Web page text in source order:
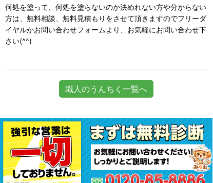
何処を塗って、何処を塗らないのか決めれない方や分からない
方は、無料相談、無料見積もりをさせて頂きますのでフリーダ
イヤルかお問い合わせフォームより、お気軽にお問い合わせ下
さい(^^)
職人のうんちく一覧へ